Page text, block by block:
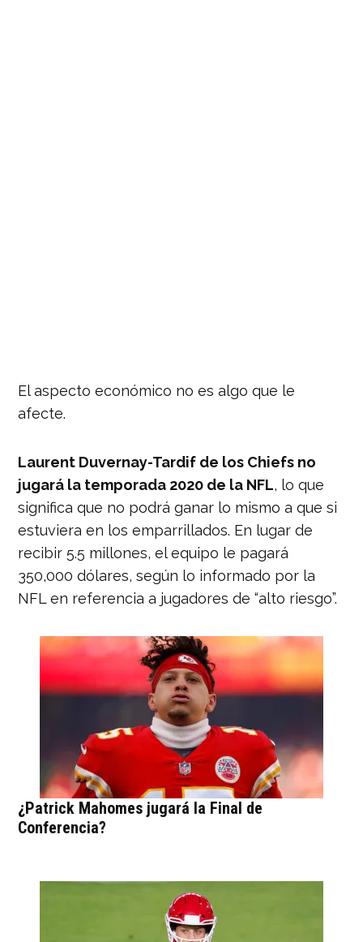
El aspecto económico no es algo que le
afecte.
Laurent Duvernay-Tardif de los Chiefs no
jugará la temporada 2020 de la NFL, lo que
significa que no podrá ganar lo mismo a que si
estuviera en los emparrillados. En lugar de
recibir 5.5 millones, el equipo le pagará
350,000 dólares, según lo informado por la
NFL en referencia a jugadores de “alto riesgo”.
¿Patrick Mahomes jugará la Final de
Conferencia?